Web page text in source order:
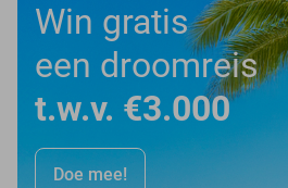
Win gratis
een droomreis
t.w.v. €3.000
Doe mee!